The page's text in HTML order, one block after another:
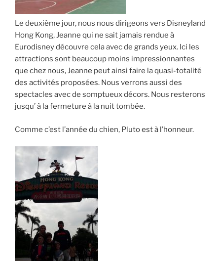
Le deuxième jour, nous nous dirigeons vers Disneyland
Hong Kong, Jeanne qui ne sait jamais rendue à
Eurodisney découvre cela avec de grands yeux. Ici les
attractions sont beaucoup moins impressionnantes
que chez nous, Jeanne peut ainsi faire la quasi-totalité
des activités proposées. Nous verrons aussi des
spectacles avec de somptueux décors. Nous resterons
jusqu’ à la fermeture à la nuit tombée.
Comme c’est l’année du chien, Pluto est à l’honneur.